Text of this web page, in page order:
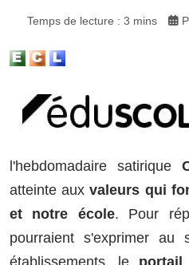
Temps de lecture : 3 mins
l'hebdomadaire satirique
atteinte auxvaleurs qui
et notre école. Pour
pourraient s'exprimer
établissements, le portail